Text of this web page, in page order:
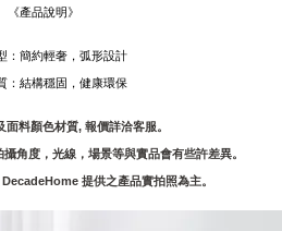
《產品說明》
：簡約輕奢，弧形設計
：結構穩固，健康環保
面料顏色材質, 報價詳洽客服。
角度，光線，場景等與實品會有些許差異。
提供之產品實拍照為主。